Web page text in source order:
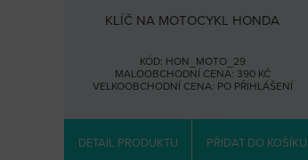
KLÍČ NA MOTOCYKL HONDA
KÓD: HON_MOTO_29
MALOOBCHODNÍ CENA: 390 KČ
VELKOOBCHODNÍ CENA: PO PŘIHLÁŠENÍ
DETAIL PRODUKTU PŘIDAT DO KOŠÍKU